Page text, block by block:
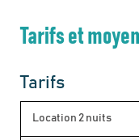
Tarifs et
Tarifs
Location 2 nuits